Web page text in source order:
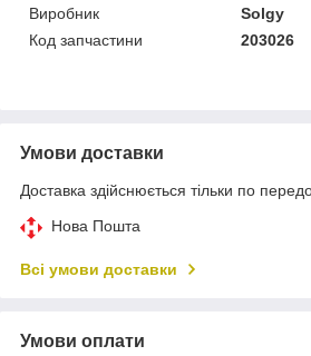
Виробник
Solgy
Код запчастини
203026
Умови доставки
Доставка здійснюється тільки по
Нова Пошта
Всі умови доставки
Умови оплати